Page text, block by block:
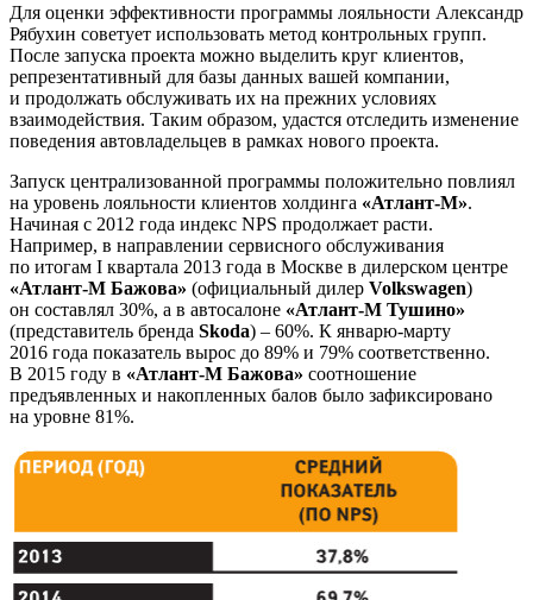
Для оценки эффективности программы лояльности Александр
Рябухин советует использовать метод контрольных групп.
После запуска проекта можно выделить круг клиентов,
репрезентативный для базы данных вашей компании,
и продолжать обслуживать их на прежних условиях
взаимодействия. Таким образом, удастся отследить изменение
поведения автовладельцев в рамках нового проекта.
Запуск централизованной программы положительно повлиял
на уровень лояльности клиентов холдинга «Атлант-М».
Начиная с 2012 года индекс NPS продолжает расти.
Например, в направлении сервисного обслуживания
по итогам I квартала 2013 года в Москве в дилерском центре
«Атлант-М Бажова» (официальный дилер Volkswagen)
он составлял 30%, а в автосалоне «Атлант-М Тушино»
(представитель бренда Skoda) – 60%. К январю-марту
2016 года показатель вырос до 89% и 79% соответственно.
В 2015 году в «Атлант-М Бажова» соотношение
предъявленных и накопленных балов было зафиксировано
на уровне 81%.